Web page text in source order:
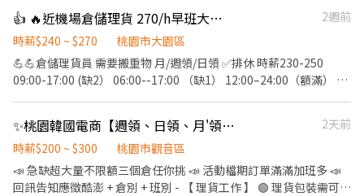
$275-600/H ｜大夜｜00:00-09:00 💰時薪💰$285-654/H 📍上班地
點 ‼️大園區建國路 ‼️大園區國際路一段 📅休假自由選 ✔ 固定週休六
日/日一 ✔ 排休8-10天 💰日領全薪1960-4930｜週領最高1萬 🎁做滿
8H↑額外加碼津貼$300~$1000 💳 領薪超彈性 ✔匯款 ✔領現金 ✔可
名+電話』 快速幫你安排上工✌ https://lin.ee/CcskdiH
👍 🔥近機場倉儲理貨 270/h早班大夜班🔥
2週前
時薪$240 ~ $270
桃園市大園區
💪💪倉儲理貨員 需要搬重物 月/週領/日領 ✅排休 時薪230-250
09:00-17:00 (缺2） 06:00--17:00 （缺1） 12:00–24:00（額滿） /
第一個月獎金3000 第三個月獎金6000 🔥介紹獎金 每介紹一人出勤
時數*7 Ex:王大明 7月工時170小時 170*7=1190。 （介紹人與被介
紹在職且當月工時120小時以上即有效） 沒有介紹人數上限
✨桃園韓國電商【週領、日領、月'領、現金、匯款】【假日班皆有】交通車🩷
2天前
時薪$200 ~ $300
桃園市觀音區
📣 急缺超大量不限額三個倉任你挑 📣 活動檔期訂單滿滿加班多 📣
回訊告知應徵酷澎 + 倉別 + 班別 - 【 理貨工作 】 🟢 理貨包裝需可接